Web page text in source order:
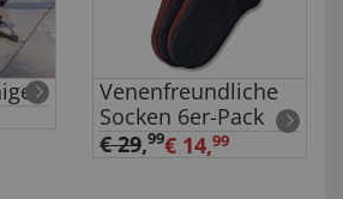
Venenfreundliche
Socken 6er-Pack
€ 29,99€ 14,99